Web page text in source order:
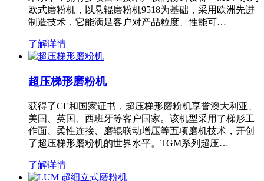
欧式磨粉机，以悬辊磨粉机9518为基础，采用欧洲先进
制造技术，它能满足客户对产品粒度、性能可…
了解详情
超压梯形磨粉机
获得了CE和国家证书，超压梯形磨粉机享誉澳大利亚、
美国、英国、西班牙等客户国家。该机型采用了梯形工
作面、柔性连接、磨辊联动增压等五项磨机技术，开创
了超压梯形磨粉机的世界水平。TGM系列超压…
了解详情